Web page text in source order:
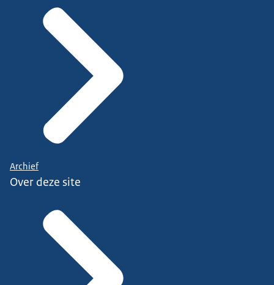
Archief
Over deze site